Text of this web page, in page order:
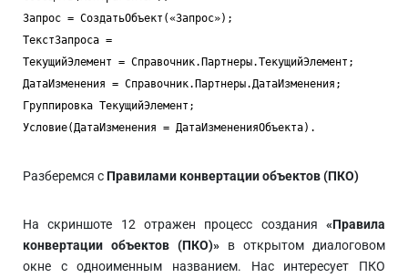
Запрос = СоздатьОбъект(«Запрос»);
ТекстЗапроса =
ТекущийЭлемент = Справочник.Партнеры.ТекущийЭлемент;
ДатаИзменения = Справочник.Партнеры.ДатаИзменения;
Группировка ТекущийЭлемент;
Условие(ДатаИзменения = ДатаИзмененияОбъекта).
Разберемся сПравилами конвертации объектов (ПКО)
На скриншоте 12 отражен процесс создания «Правила
конвертации объектов (ПКО)» в открытом диалоговом
окне с одноименным названием. Нас интересует ПКО